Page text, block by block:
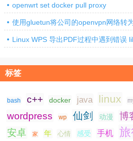
openwrt set docker pull proxy
使用gluetun将公司的openvpn网络转
Linux WPS 导出PDF过程中遇到错误
标签
bash c++ docker java linux
wordpress wp 仙剑 动漫 博
安卓 家 年 心情 感受 手机